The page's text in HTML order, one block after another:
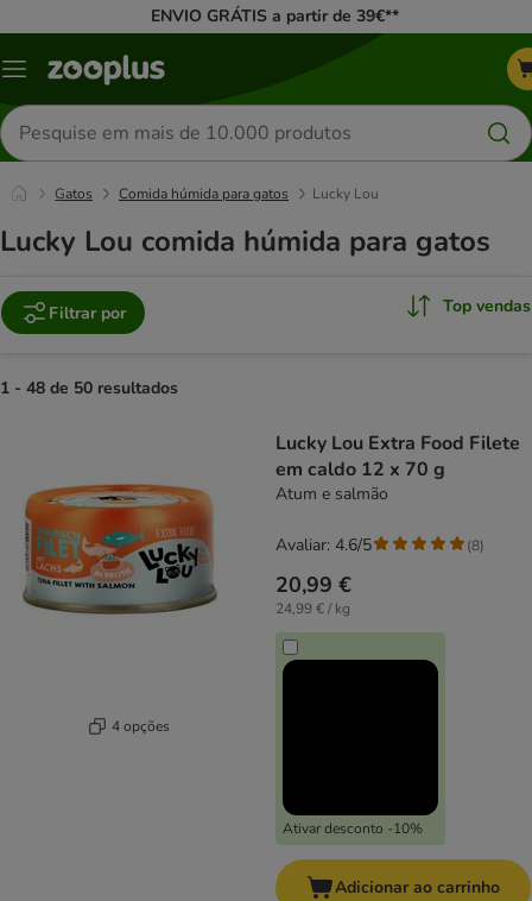
ENVIO GRÁTIS a partir de 39€**
Menu
Pesquisar
produtos
Gatos Comida húmida para gatos Lucky Lou
Lucky Lou comida húmida para gatos
Filtrar por Top vendas
1 - 48 de 50 resultados
4 opções
Lucky Lou Extra Food Filete
em caldo 12 x 70 g
Atum e salmão
20,99 €
24,99 € / kg
Ativar desconto -10%
Avaliar: 4.6/5 (8)
Adicionar ao carrinho